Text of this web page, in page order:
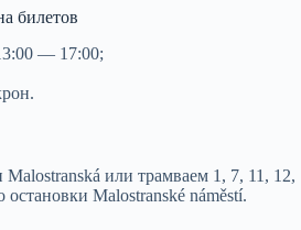
билетов
— 17:00;
или трамваем 1, 7, 11, 12,
Malostranské náměstí.